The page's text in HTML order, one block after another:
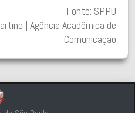
Fonte: SPPU
| Agência Acadêmica de
Comunicação